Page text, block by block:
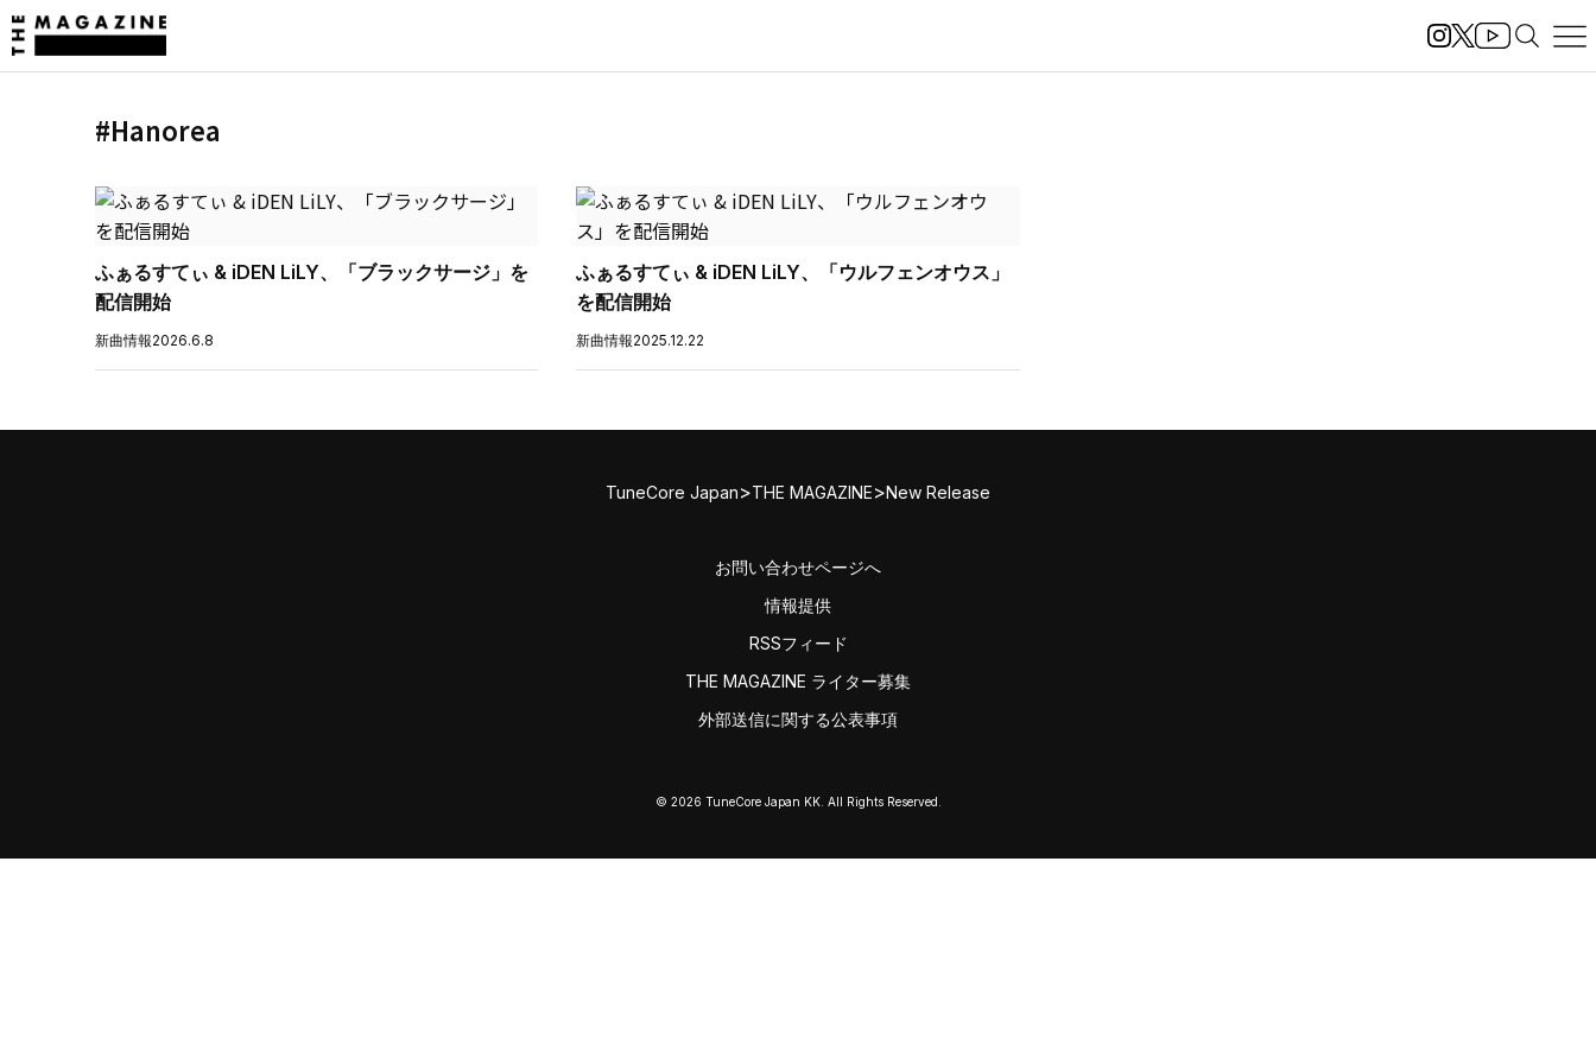
#Hanorea
ふぁるすてぃ & iDEN LiLY、「ブラックサージ」を
配信開始
新曲情報2026.6.8
ふぁるすてぃ & iDEN LiLY、「ウルフェンオウス」
を配信開始
新曲情報2025.12.22
TuneCore Japan>THE MAGAZINE>New Release
お問い合わせページへ
情報提供
RSSフィード
THE MAGAZINE ライター募集
外部送信に関する公表事項
© 2026 TuneCore Japan KK. All Rights Reserved.